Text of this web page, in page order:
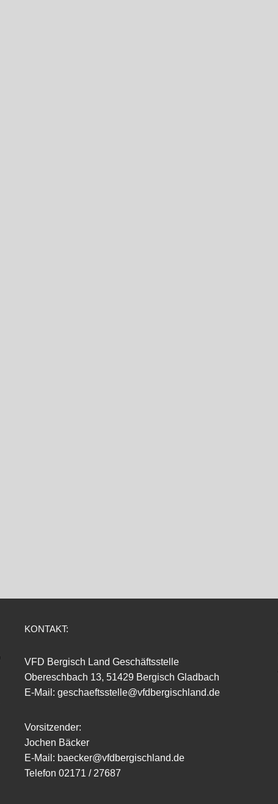
KONTAKT:
VFD Bergisch Land Geschäftsstelle
Obereschbach 13, 51429 Bergisch Gladbach
E-Mail: geschaeftsstelle@vfdbergischland.de
Vorsitzender:
Jochen Bäcker
E-Mail: baecker@vfdbergischland.de
Telefon 02171 / 27687